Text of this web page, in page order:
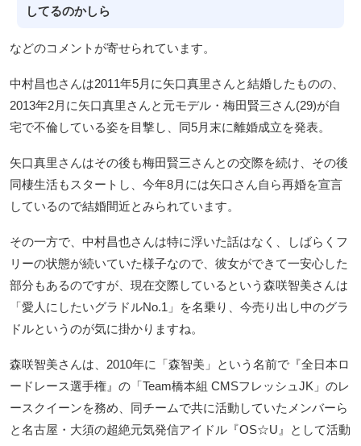
してるのかしら
などのコメントが寄せられています。
中村昌也さんは2011年5月に矢口真里さんと結婚したものの、
2013年2月に矢口真里さんと元モデル・梅田賢三さん(29)が自
宅で不倫している姿を目撃し、同5月末に離婚成立を発表。
矢口真里さんはその後も梅田賢三さんとの交際を続け、その後
同棲生活もスタートし、今年8月には矢口さん自ら再婚を宣言
しているので結婚間近とみられています。
その一方で、中村昌也さんは特に浮いた話はなく、しばらくフ
リーの状態が続いていた様子なので、彼女ができて一安心した
部分もあるのですが、現在交際しているという森咲智美さんは
「愛人にしたいグラドルNo.1」を名乗り、今売り出し中のグラ
ドルというのが気に掛かりますね。
森咲智美さんは、2010年に「森智美」という名前で『全日本ロ
ードレース選手権』の「Team橋本組 CMSフレッシュJK」のレ
ースクイーンを務め、同チームで共に活動していたメンバーら
と名古屋・大須の超絶元気発信アイドル『OS☆U』として活動